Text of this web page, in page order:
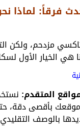
لماذا نحن
ولكن
الأول لسكان
المتقدم:نستخدم
بأقصى دقة، حتى
بالوصف التقليدي.